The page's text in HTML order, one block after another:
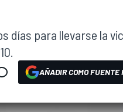
días para llevarse la
AÑADIR COMO FUENTE